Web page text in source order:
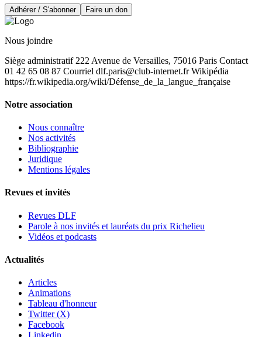
Adhérer / S'abonner Faire un don
Nous joindre
Siège administratif 222 Avenue de Versailles, 75016 Paris Contact
01 42 65 08 87 Courriel dlf.paris@club-internet.frWikipédia
https://fr.wikipedia.org/wiki/Défense_de_la_langue_française
Notre association
Nous connaître
Nos activités
Bibliographie
Juridique
Mentions légales
Revues et invités
Revues DLF
Parole à nos invités et lauréats du prix Richelieu
Vidéos et podcasts
Actualités
Articles
Animations
Tableau d'honneur
Twitter (X)
Facebook
Linkedin